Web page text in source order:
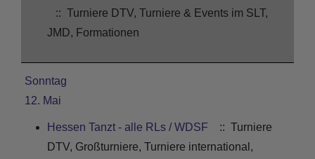
:: Turniere DTV, Turniere & Events im SLT,
JMD, Formationen
Sonntag
12. Mai
Hessen Tanzt - alle RLs / WDSF
:: Turniere
DTV, Großturniere, Turniere international,